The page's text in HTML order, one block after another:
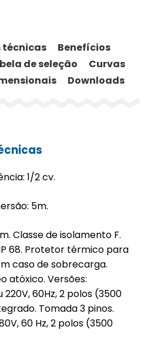
Benefícios
de seleção
Curvas
Downloads
1/2 cv.
5m.
Classe de isolamento F.
68. Protetor térmico para
caso de sobrecarga.
atóxico. Versões:
220V, 60Hz, 2 polos (3500
Tomada 3 pinos.
60 Hz, 2 polos (3500